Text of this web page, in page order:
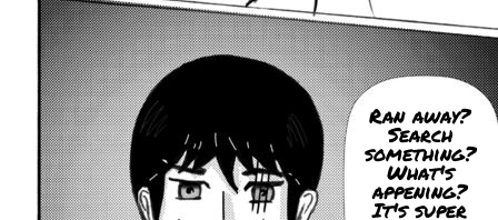
Ran away?
Search
something?
What's
appening?
It's super